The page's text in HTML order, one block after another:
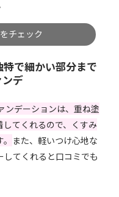
チェック
で細かい部分まで
デ
デーションは、重ね塗
してくれるので、くすみ
また、軽いつけ心地な
てくれると口コミでも